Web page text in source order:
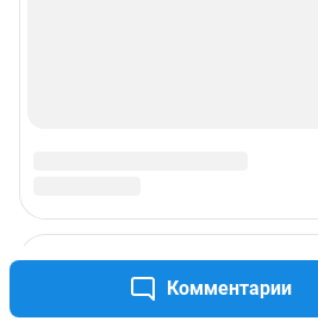
Комментарии